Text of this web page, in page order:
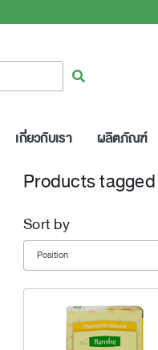
ค้นหา
เกี่ยวกับเรา ผลิตภัณฑ์
Products
Sort by